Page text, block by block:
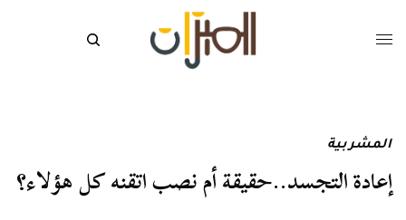
المشربية
إعادة التجسد..حقيقة أم نصب اتقنه كل هؤلاء؟